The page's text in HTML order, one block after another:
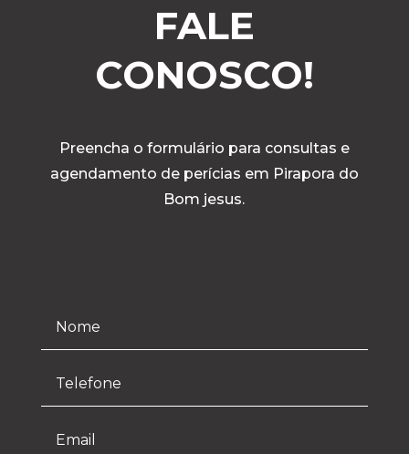
FALE
CONOSCO!
Preencha o formulário para consultas e
agendamento de perícias em Pirapora do
Bom jesus.